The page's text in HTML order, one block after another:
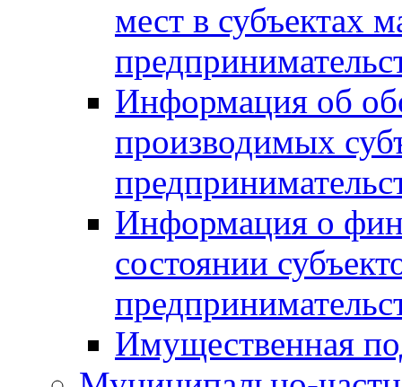
мест в субъектах
Информация об
производимых
Информация о
состоянии
Имущественная